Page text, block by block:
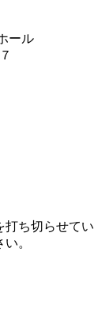
ール
打ち切らせてい
。